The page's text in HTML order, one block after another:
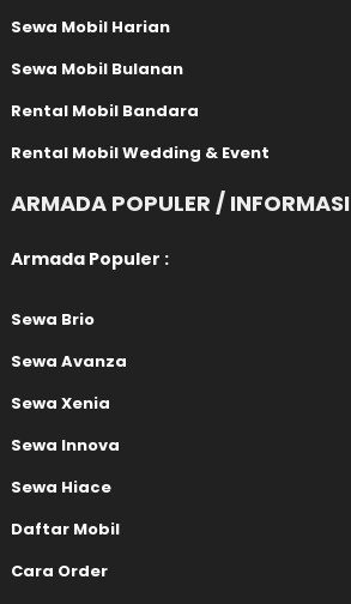
Sewa Mobil Harian
Sewa Mobil Bulanan
Rental Mobil Bandara
Rental Mobil Wedding & Event
ARMADA POPULER / INFORMASI
Armada Populer :
Sewa Brio
Sewa Avanza
Sewa Xenia
Sewa Innova
Sewa Hiace
Daftar Mobil
Cara Order